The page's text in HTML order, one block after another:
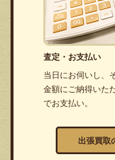
査定・お支払い
当日にお伺いし、
金額にご納得いた
でお支払い。
出張買取